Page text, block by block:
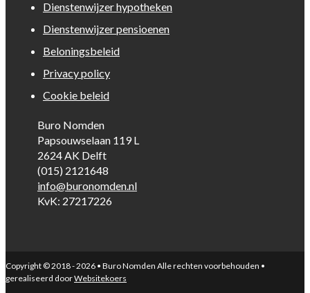
Dienstenwijzer hypotheken
Dienstenwijzer pensioenen
Beloningsbeleid
Privacy policy
Cookie beleid
Buro Nomden
Papsouwselaan 119 L
2624 AK Delft
(015) 2121648
info@buronomden.nl
KvK: 27217226
Copyright © 2018 - 2026 • Buro Nomden Alle rechten voorbehouden •
gerealiseerd doorWebsitekoers